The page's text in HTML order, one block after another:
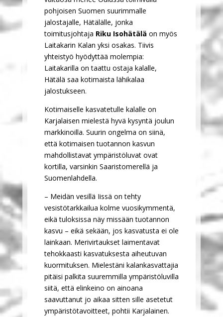
pohjoisen Suomen suurimmalle
jalostajalle, Hätälälle, jonka
toimitusjohtaja Riku Isohätälä on myös
Laitakarin Kalan yksi osakas. Tiivis
yhteistyö hyödyttää molempia:
Laitakarilla on taattu ostaja kalalle,
Hätälä saa kotimaista lähikalaa
jalostukseen.
Kotimaiselle kasvatetulle kalalle on
Karjalaisen mielestä hyvä kysyntä joulun
markkinoilla. Suurin ongelma on siinä,
että kotimaisen tuotannon kasvun
mahdollistavat ympäristöluvat ovat
kortilla, varsinkin Saaristomerellä ja
Suomenlahdella.
– Meidän vesillä Iissä on tehty
vesistötarkkailua kolme vuosikymmentä,
eikä tuloksissa näy missään tuotannon
kasvu – eikä sekään, jos kasvatusta ei ole
lainkaan. Merivirtaukset laimentavat
tehokkaasti kasvatuksesta aiheutuvan
kuormituksen. Mielestäni kalankasvattajia
pitäisi palkita suuremmilla ympäristöluvilla
siitä, että elinkeino on ainoana
saavuttanut jo aikaa sitten sille asetetut
ympäristötavoitteet, pohtii Karjalainen.